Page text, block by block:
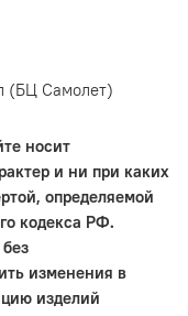
(БЦ Самолет)
носит
и ни при каких
определяемой
кодекса РФ.
изменения в
изделий